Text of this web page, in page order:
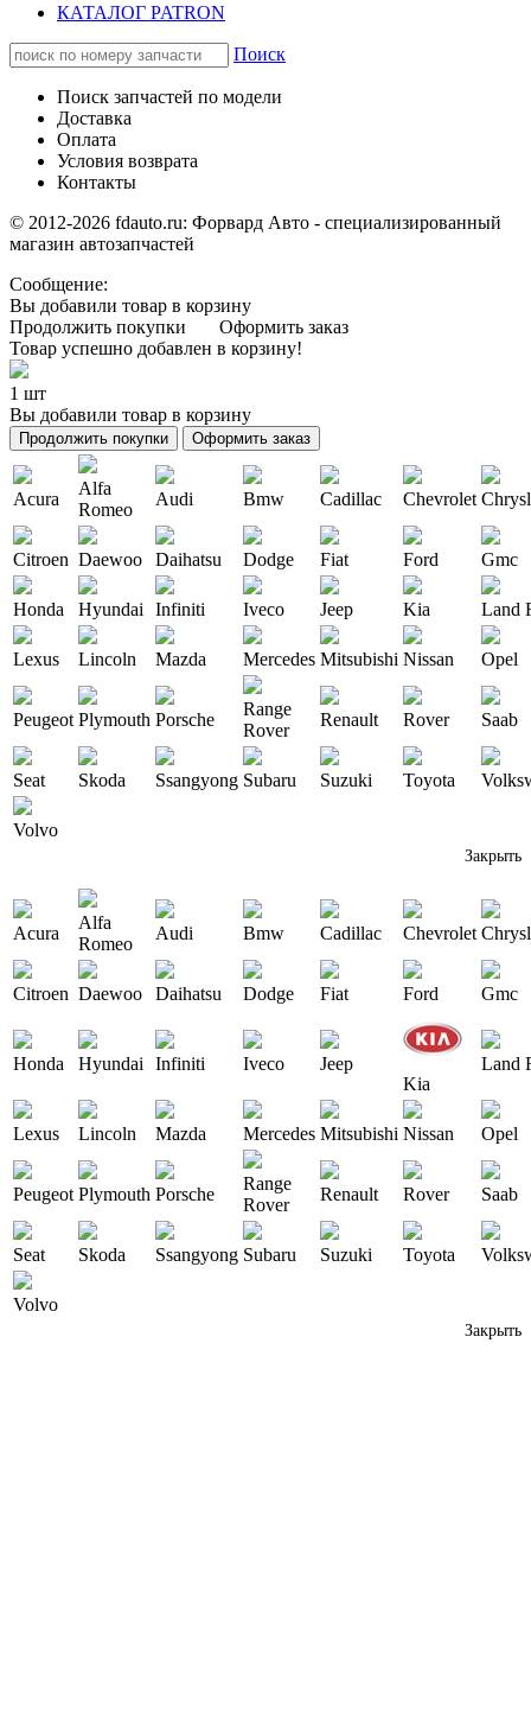
КАТАЛОГ PATRON
Поиск
Поиск запчастей по модели
Доставка
Оплата
Условия возврата
Контакты
© 2012-2026 fdauto.ru: Форвард Авто - специализированный
магазин автозапчастей
Сообщение:
Вы добавили товар в корзину
Продолжить покупки
Оформить заказ
Товар успешно добавлен в корзину!
1 шт
Вы добавили товар в корзину
Продолжить покупки Оформить заказ
Acura
Alfa
Romeo
Audi Bmw Cadillac Chevrolet
Citroen Daewoo Daihatsu Dodge Fiat Ford Gmc
Honda Hyundai Infiniti Iveco Jeep Kia Land
Lexus Lincoln Mazda Mercedes Mitsubishi Nissan Opel
Peugeot Plymouth Porsche
Range
Rover
Renault Rover Saab
Seat Skoda Ssangyong Subaru Suzuki Toyota
Volvo
Закрыть
Acura
Alfa
Romeo
Audi Bmw Cadillac Chevrolet
Citroen Daewoo Daihatsu Dodge Fiat Ford Gmc
Honda Hyundai Infiniti Iveco
Jeep
Kia
Land
Lexus Lincoln Mazda Mercedes Mitsubishi Nissan Opel
Peugeot Plymouth Porsche
Range
Rover
Renault Rover Saab
Seat Skoda Ssangyong Subaru Suzuki Toyota
Volvo
Закрыть